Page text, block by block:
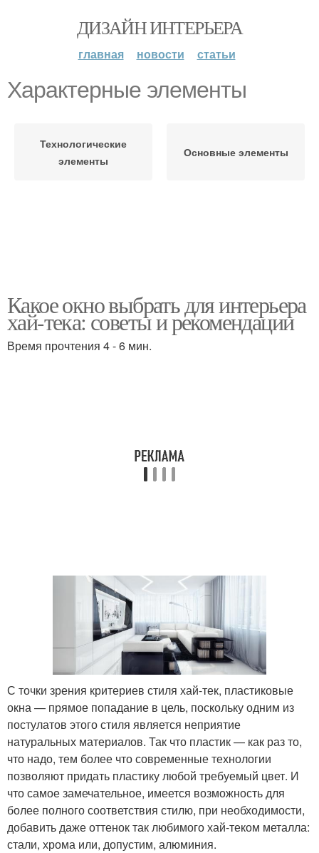
ДИЗАЙН ИНТЕРЬЕРА
главная новости статьи
Характерные элементы
Технологические
элементы
Основные элементы
Какое окно выбрать для интерьера
хай-тека: советы и рекомендации
Время прочтения 4 - 6 мин.
С точки зрения критериев стиля хай-тек, пластиковые
окна — прямое попадание в цель, поскольку одним из
постулатов этого стиля является неприятие
натуральных материалов. Так что пластик — как раз то,
что надо, тем более что современные технологии
позволяют придать пластику любой требуемый цвет. И
что самое замечательное, имеется возможность для
более полного соответствия стилю, при необходимости,
добавить даже оттенок так любимого хай-теком металла:
стали, хрома или, допустим, алюминия.